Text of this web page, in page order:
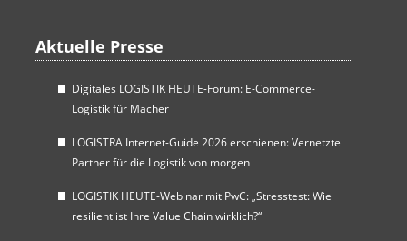
Aktuelle Presse
Digitales LOGISTIK HEUTE-Forum: E-Commerce-
Logistik für Macher
LOGISTRA Internet-Guide 2026 erschienen: Vernetzte
Partner für die Logistik von morgen
LOGISTIK HEUTE-Webinar mit PwC: „Stresstest: Wie
resilient ist Ihre Value Chain wirklich?“